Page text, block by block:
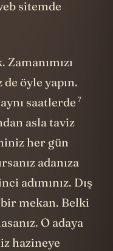
sitemde
öyle yapın.
saatlerde 7
asla taviz
her gün
adanıza
adımınız. Dış
bir mekan. Belki
O adaya
hazineye